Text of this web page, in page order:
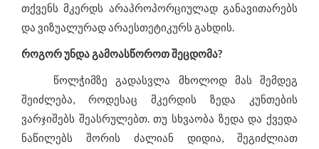
თქვენს მკერდს არაპროპორციულად განავითარებს
და ვიზუალურად არაესთეტიკურს გახდის.
როგორ უნდა გამოასწოროთ შეცდომა?
წოლჭიმზე გადასვლა მხოლოდ მას შემდეგ
შეიძლება, როდესაც მკერდის ზედა კუნთების
ვარჯიშებს შეასრულებთ. თუ სხვაობა ზედა და ქვედა
ნაწილებს შორის ძალიან დიდია, შეგიძლიათ